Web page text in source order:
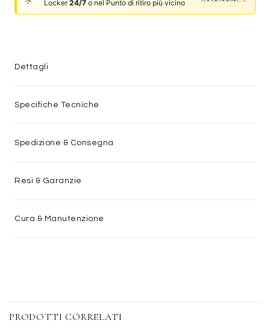
Locker24/7 o nel Punto di ritiro più vicino
Dettagli
Specifiche Tecniche
Spedizione & Consegna
Resi & Garanzie
Cura & Manutenzione
PRODOTTI CORRELATI